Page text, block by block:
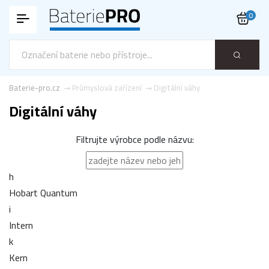
0
Digitální váhy
Průmyslová zařízení
Baterie-pro.cz
Digitální váhy
Filtrujte výrobce podle názvu:
h
Hobart Quantum
i
Intern
k
Kern